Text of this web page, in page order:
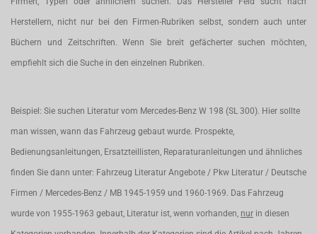
Herstellern, nicht nur bei den Firmen-Rubriken selbst, sondern auch unter
Büchern und Zeitschriften. Wenn Sie breit gefächerter suchen möchten,
empfiehlt sich die Suche in den einzelnen Rubriken.
Beispiel: Sie suchen Literatur vom Mercedes-Benz W 198 (SL 300). Hier sollte
man wissen, wann das Fahrzeug gebaut wurde. Prospekte,
Bedienungsanleitungen, Ersatzteillisten, Reparaturanleitungen und ähnliches
finden Sie dann unter: Fahrzeug Literatur Angebote / Pkw Literatur / Deutsche
Firmen / Mercedes-Benz / MB 1945-1959 und 1960-1969. Das Fahrzeug
wurde von 1955-1963 gebaut, Literatur ist, wenn vorhanden, nur in diesen